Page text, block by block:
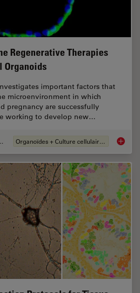
Regenerative Therapies
Organoids
important factors that
microenvironment in which
pregnancy are successfully
working to develop new…
Organoïdes + Culture cellulaire en 3D